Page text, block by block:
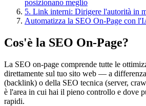
posizionano meglio
5. Link interni: Dirigere l'autorità in
Automatizza la SEO On-Page con
Cos'è la SEO On-Page?
La SEO on-page comprende tutte le
direttamente sul tuo sito web — a
(backlink) o della SEO tecnica (server,
è l'area in cui hai il pieno controllo e dove
rapidi.